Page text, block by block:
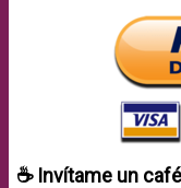
☕ Invítame un